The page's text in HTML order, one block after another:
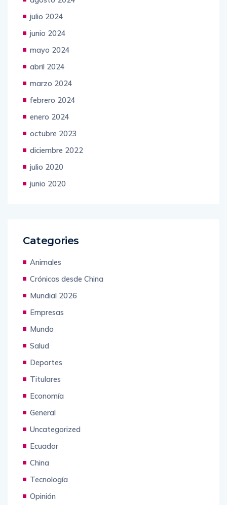
julio 2024
junio 2024
mayo 2024
abril 2024
marzo 2024
febrero 2024
enero 2024
octubre 2023
diciembre 2022
julio 2020
junio 2020
Categories
Animales
Crónicas desde China
Mundial 2026
Empresas
Mundo
Salud
Deportes
Titulares
Economía
General
Uncategorized
Ecuador
China
Tecnología
Opinión